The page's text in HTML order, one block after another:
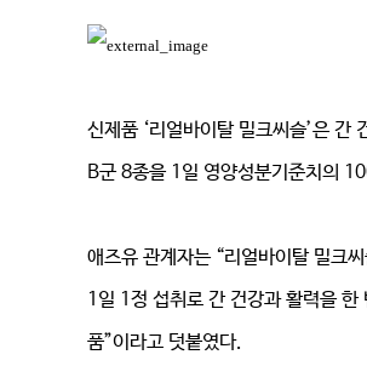
신제품 ‘리얼바이탈 밀크씨슬’은
B군 8종을 1일 영양성분기준치의
애즈유 관계자는 “리얼바이탈 밀크
1일 1정 섭취로 간 건강과 활력을
품”이라고 덧붙였다.